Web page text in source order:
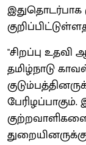
இதுதொடர்பாக
"சிறப்பு
தமிழ்நாடு